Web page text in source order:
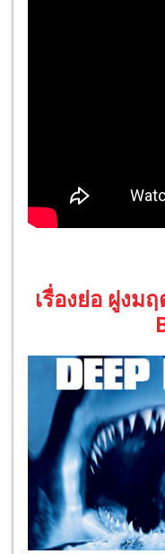
เรื่องย่อ ฝูงม